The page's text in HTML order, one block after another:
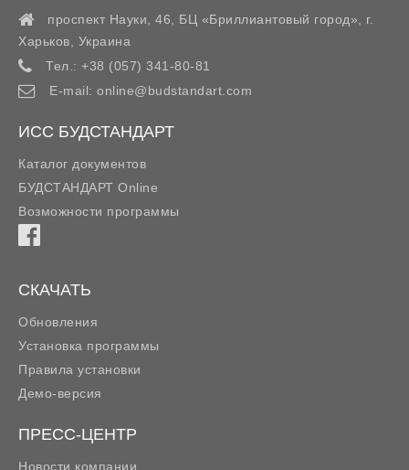
проспект Науки, 46, БЦ «Бриллиантовый город»,
г.
Харьков
Украина
Тел.: +38 (057) 341-80-81
E-mail: online@budstandart.com
ИСС БУДСТАНДАРТ
Каталог документов
БУДСТАНДАРТ Online
Возможности программы
СКАЧАТЬ
Обновления
Установка программы
Правила установки
Демо-версия
ПРЕСС-ЦЕНТР
Новости компании